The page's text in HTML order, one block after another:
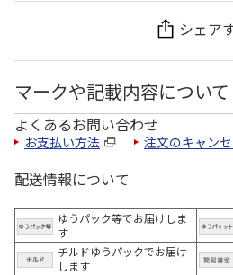
シェア
マークや記載内容について
よくあるお問い合わせ
お支払い方法 注文のキャン
配送情報について
ゆうパック等でお届けしま
す
チルドゆうパックでお届け
します